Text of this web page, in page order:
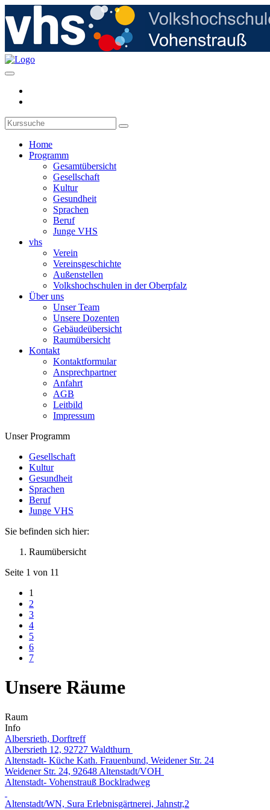
Home
Programm
Gesamtübersicht
Gesellschaft
Kultur
Gesundheit
Sprachen
Beruf
Junge VHS
vhs
Verein
Vereinsgeschichte
Außenstellen
Volkshochschulen in der Oberpfalz
Über uns
Unser Team
Unsere Dozenten
Gebäudeübersicht
Raumübersicht
Kontakt
Kontaktformular
Ansprechpartner
Anfahrt
AGB
Leitbild
Impressum
Unser Programm
Gesellschaft
Kultur
Gesundheit
Sprachen
Beruf
Junge VHS
Sie befinden sich hier:
Raumübersicht
Seite 1 von 11
1
2
3
4
5
6
7
Unsere Räume
Raum
Info
Albersrieth, Dorftreff
Albersrieth 12, 92727 Waldthurn
Altenstadt- Küche Kath. Frauenbund, Weidener Str. 24
Weidener Str. 24, 92648 Altenstadt/VOH
Altenstadt- Vohenstrauß Bocklradweg
Altenstadt/WN, Sura Erlebnisgärtnerei, Jahnstr,2